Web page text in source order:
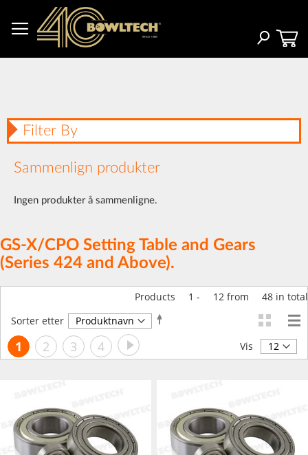
innhold
Søk
GS-X/CPO Setting Table and Gears
(Series 424 and Above).
Products 1 - 12 from 48 in total
Sorter etter
Angi
Side
You're
page
1 Side
2 Side
3 Side
4 Side
Neste Vis
Filter By
Sammenlign produkter
Ingen produkter å sammenligne.